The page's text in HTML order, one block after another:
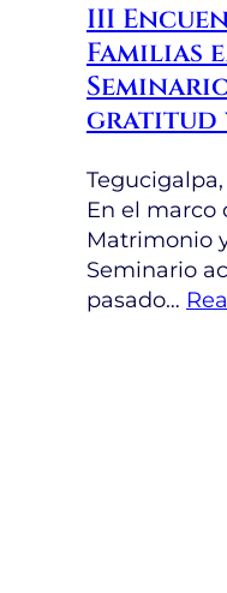
III
Familias
gratitud
En el marco
Matrimonio
Seminario
pasado…